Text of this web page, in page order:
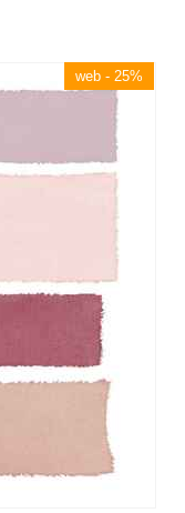
web - 25%